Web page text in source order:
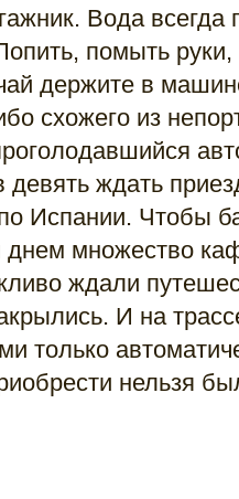
Вода всегда
помыть
держите в
схожего из
ждать
Испании. Чтобы
днем множество
ждали
И на
только
нельзя